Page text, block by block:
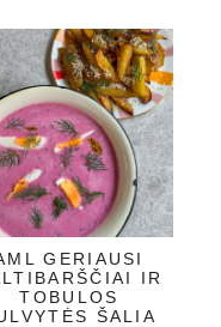
GERIAUSI
IR
TOBULOS
ŠALIA